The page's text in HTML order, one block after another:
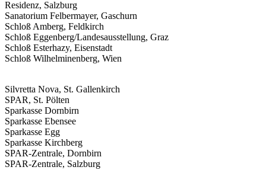
Residenz, Salzburg
Sanatorium Felbermayer, Gaschurn
Schloß Amberg, Feldkirch
Schloß Eggenberg/Landesausstellung, Graz
Schloß Esterhazy, Eisenstadt
Schloß Wilhelminenberg, Wien
Silvretta Nova, St. Gallenkirch
SPAR, St. Pölten
Sparkasse Dornbirn
Sparkasse Ebensee
Sparkasse Egg
Sparkasse Kirchberg
SPAR-Zentrale, Dornbirn
SPAR-Zentrale, Salzburg